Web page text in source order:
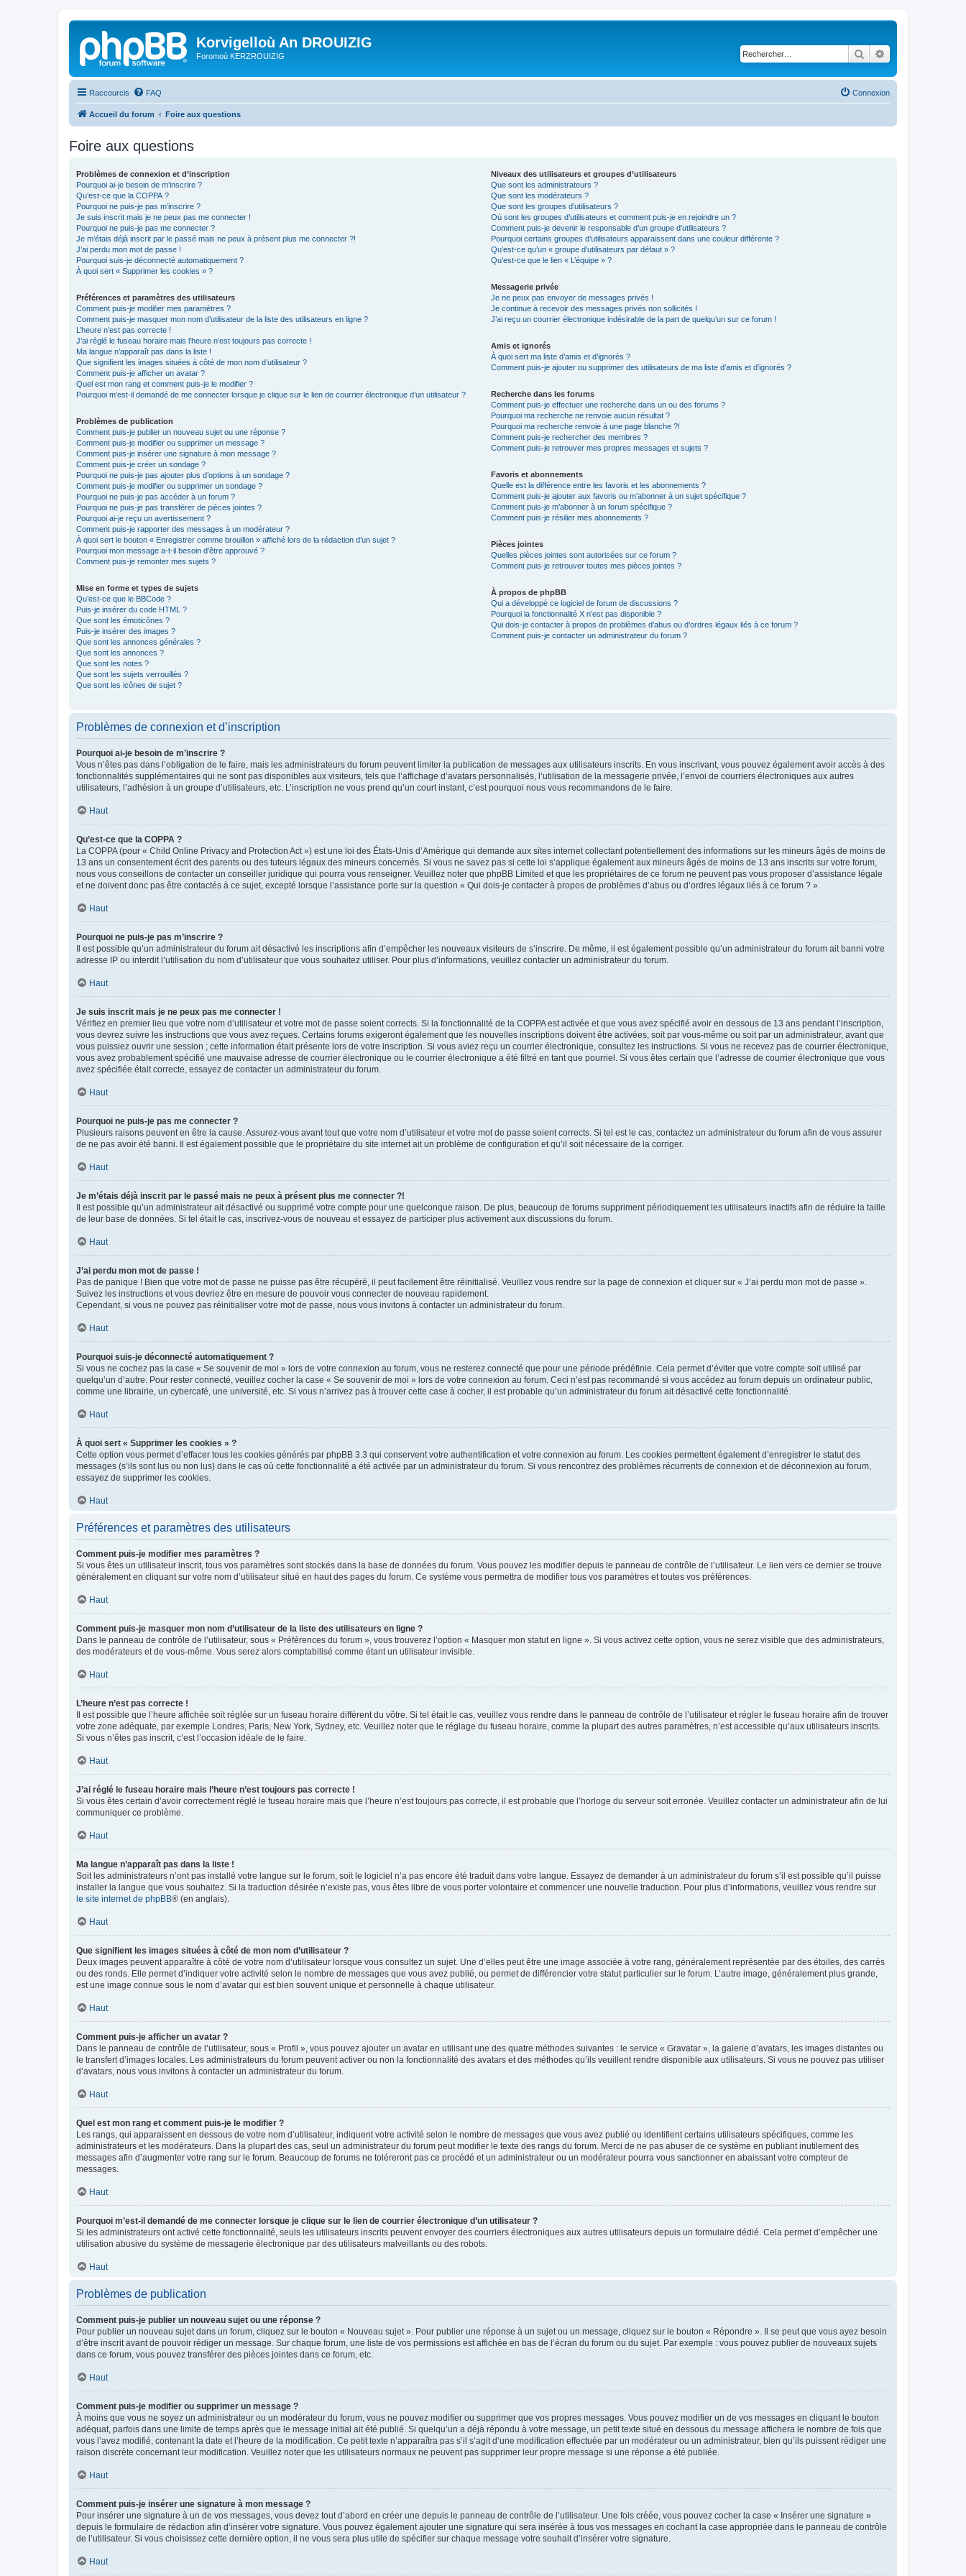
Korvigelloù An DROUIZIG
Foromoù KERZROUIZIG Rechercher
Raccourcis FAQ Connexion
Accueil du forum Foire aux questions
Foire aux questions
Problèmes de connexion et d’inscription
Pourquoi ai-je besoin de m’inscrire ?
Qu’est-ce que la COPPA ?
Pourquoi ne puis-je pas m’inscrire ?
Je suis inscrit mais je ne peux pas me connecter !
Pourquoi ne puis-je pas me connecter ?
Je m’étais déjà inscrit par le passé mais ne peux à présent plus me connecter ?!
J’ai perdu mon mot de passe !
Pourquoi suis-je déconnecté automatiquement ?
À quoi sert « Supprimer les cookies » ?
Préférences et paramètres des utilisateurs
Comment puis-je modifier mes paramètres ?
Comment puis-je masquer mon nom d’utilisateur de la liste des utilisateurs en ligne ?
L’heure n’est pas correcte !
J’ai réglé le fuseau horaire mais l’heure n’est toujours pas correcte !
Ma langue n’apparaît pas dans la liste !
Que signifient les images situées à côté de mon nom d’utilisateur ?
Comment puis-je afficher un avatar ?
Quel est mon rang et comment puis-je le modifier ?
Pourquoi m’est-il demandé de me connecter lorsque je clique sur le lien de courrier électronique d’un utilisateur ?
Problèmes de publication
Comment puis-je publier un nouveau sujet ou une réponse ?
Comment puis-je modifier ou supprimer un message ?
Comment puis-je insérer une signature à mon message ?
Comment puis-je créer un sondage ?
Pourquoi ne puis-je pas ajouter plus d’options à un sondage ?
Comment puis-je modifier ou supprimer un sondage ?
Pourquoi ne puis-je pas accéder à un forum ?
Pourquoi ne puis-je pas transférer de pièces jointes ?
Pourquoi ai-je reçu un avertissement ?
Comment puis-je rapporter des messages à un modérateur ?
À quoi sert le bouton « Enregistrer comme brouillon » affiché lors de la rédaction d’un sujet ?
Pourquoi mon message a-t-il besoin d’être approuvé ?
Comment puis-je remonter mes sujets ?
Mise en forme et types de sujets
Qu’est-ce que le BBCode ?
Puis-je insérer du code HTML ?
Que sont les émoticônes ?
Puis-je insérer des images ?
Que sont les annonces générales ?
Que sont les annonces ?
Que sont les notes ?
Que sont les sujets verrouillés ?
Que sont les icônes de sujet ?
Niveaux des utilisateurs et groupes d’utilisateurs
Que sont les administrateurs ?
Que sont les modérateurs ?
Que sont les groupes d’utilisateurs ?
Où sont les groupes d’utilisateurs et comment puis-je en rejoindre un ?
Comment puis-je devenir le responsable d’un groupe d’utilisateurs ?
Pourquoi certains groupes d’utilisateurs apparaissent dans une couleur différente ?
Qu’est-ce qu’un « groupe d’utilisateurs par défaut » ?
Qu’est-ce que le lien « L’équipe » ?
Messagerie privée
Je ne peux pas envoyer de messages privés !
Je continue à recevoir des messages privés non sollicités !
J’ai reçu un courrier électronique indésirable de la part de quelqu’un sur ce forum !
Amis et ignorés
À quoi sert ma liste d’amis et d’ignorés ?
Comment puis-je ajouter ou supprimer des utilisateurs de ma liste d’amis et d’ignorés ?
Recherche dans les forums
Comment puis-je effectuer une recherche dans un ou des forums ?
Pourquoi ma recherche ne renvoie aucun résultat ?
Pourquoi ma recherche renvoie à une page blanche ?!
Comment puis-je rechercher des membres ?
Comment puis-je retrouver mes propres messages et sujets ?
Favoris et abonnements
Quelle est la différence entre les favoris et les abonnements ?
Comment puis-je ajouter aux favoris ou m’abonner à un sujet spécifique ?
Comment puis-je m’abonner à un forum spécifique ?
Comment puis-je résilier mes abonnements ?
Pièces jointes
Quelles pièces jointes sont autorisées sur ce forum ?
Comment puis-je retrouver toutes mes pièces jointes ?
À propos de phpBB
Qui a développé ce logiciel de forum de discussions ?
Pourquoi la fonctionnalité X n’est pas disponible ?
Qui dois-je contacter à propos de problèmes d’abus ou d’ordres légaux liés à ce forum ?
Comment puis-je contacter un administrateur du forum ?
Problèmes de connexion et d’inscription
Pourquoi ai-je besoin de m’inscrire ?
Vous n’êtes pas dans l’obligation de le faire, mais les administrateurs du forum peuvent limiter la publication de messages aux utilisateurs inscrits. En vous inscrivant, vous pouvez également avoir accès à des
fonctionnalités supplémentaires qui ne sont pas disponibles aux visiteurs, tels que l’affichage d’avatars personnalisés, l’utilisation de la messagerie privée, l’envoi de courriers électroniques aux autres
utilisateurs, l’adhésion à un groupe d’utilisateurs, etc. L’inscription ne vous prend qu’un court instant, c’est pourquoi nous vous recommandons de le faire.
Haut
Qu’est-ce que la COPPA ?
La COPPA (pour « Child Online Privacy and Protection Act ») est une loi des États-Unis d’Amérique qui demande aux sites internet collectant potentiellement des informations sur les mineurs âgés de moins de
13 ans un consentement écrit des parents ou des tuteurs légaux des mineurs concernés. Si vous ne savez pas si cette loi s’applique également aux mineurs âgés de moins de 13 ans inscrits sur votre forum,
nous vous conseillons de contacter un conseiller juridique qui pourra vous renseigner. Veuillez noter que phpBB Limited et que les propriétaires de ce forum ne peuvent pas vous proposer d’assistance légale
et ne doivent donc pas être contactés à ce sujet, excepté lorsque l’assistance porte sur la question « Qui dois-je contacter à propos de problèmes d’abus ou d’ordres légaux liés à ce forum ? ».
Haut
Pourquoi ne puis-je pas m’inscrire ?
Il est possible qu’un administrateur du forum ait désactivé les inscriptions afin d’empêcher les nouveaux visiteurs de s’inscrire. De même, il est également possible qu’un administrateur du forum ait banni votre
adresse IP ou interdit l’utilisation du nom d’utilisateur que vous souhaitez utiliser. Pour plus d’informations, veuillez contacter un administrateur du forum.
Haut
Je suis inscrit mais je ne peux pas me connecter !
Vérifiez en premier lieu que votre nom d’utilisateur et votre mot de passe soient corrects. Si la fonctionnalité de la COPPA est activée et que vous avez spécifié avoir en dessous de 13 ans pendant l’inscription,
vous devrez suivre les instructions que vous avez reçues. Certains forums exigeront également que les nouvelles inscriptions doivent être activées, soit par vous-même ou soit par un administrateur, avant que
vous puissiez ouvrir une session ; cette information était présente lors de votre inscription. Si vous aviez reçu un courrier électronique, consultez les instructions. Si vous ne recevez pas de courrier électronique,
vous avez probablement spécifié une mauvaise adresse de courrier électronique ou le courrier électronique a été filtré en tant que pourriel. Si vous êtes certain que l’adresse de courrier électronique que vous
avez spécifiée était correcte, essayez de contacter un administrateur du forum.
Haut
Pourquoi ne puis-je pas me connecter ?
Plusieurs raisons peuvent en être la cause. Assurez-vous avant tout que votre nom d’utilisateur et votre mot de passe soient corrects. Si tel est le cas, contactez un administrateur du forum afin de vous assurer
de ne pas avoir été banni. Il est également possible que le propriétaire du site internet ait un problème de configuration et qu’il soit nécessaire de la corriger.
Haut
Je m’étais déjà inscrit par le passé mais ne peux à présent plus me connecter ?!
Il est possible qu’un administrateur ait désactivé ou supprimé votre compte pour une quelconque raison. De plus, beaucoup de forums suppriment périodiquement les utilisateurs inactifs afin de réduire la taille
de leur base de données. Si tel était le cas, inscrivez-vous de nouveau et essayez de participer plus activement aux discussions du forum.
Haut
J’ai perdu mon mot de passe !
Pas de panique ! Bien que votre mot de passe ne puisse pas être récupéré, il peut facilement être réinitialisé. Veuillez vous rendre sur la page de connexion et cliquer sur « J’ai perdu mon mot de passe ».
Suivez les instructions et vous devriez être en mesure de pouvoir vous connecter de nouveau rapidement.
Cependant, si vous ne pouvez pas réinitialiser votre mot de passe, nous vous invitons à contacter un administrateur du forum.
Haut
Pourquoi suis-je déconnecté automatiquement ?
Si vous ne cochez pas la case « Se souvenir de moi » lors de votre connexion au forum, vous ne resterez connecté que pour une période prédéfinie. Cela permet d’éviter que votre compte soit utilisé par
quelqu’un d’autre. Pour rester connecté, veuillez cocher la case « Se souvenir de moi » lors de votre connexion au forum. Ceci n’est pas recommandé si vous accédez au forum depuis un ordinateur public,
comme une librairie, un cybercafé, une université, etc. Si vous n’arrivez pas à trouver cette case à cocher, il est probable qu’un administrateur du forum ait désactivé cette fonctionnalité.
Haut
À quoi sert « Supprimer les cookies » ?
Cette option vous permet d’effacer tous les cookies générés par phpBB 3.3 qui conservent votre authentification et votre connexion au forum. Les cookies permettent également d’enregistrer le statut des
messages (s’ils sont lus ou non lus) dans le cas où cette fonctionnalité a été activée par un administrateur du forum. Si vous rencontrez des problèmes récurrents de connexion et de déconnexion au forum,
essayez de supprimer les cookies.
Haut
Préférences et paramètres des utilisateurs
Comment puis-je modifier mes paramètres ?
Si vous êtes un utilisateur inscrit, tous vos paramètres sont stockés dans la base de données du forum. Vous pouvez les modifier depuis le panneau de contrôle de l’utilisateur. Le lien vers ce dernier se trouve
généralement en cliquant sur votre nom d’utilisateur situé en haut des pages du forum. Ce système vous permettra de modifier tous vos paramètres et toutes vos préférences.
Haut
Comment puis-je masquer mon nom d’utilisateur de la liste des utilisateurs en ligne ?
Dans le panneau de contrôle de l’utilisateur, sous « Préférences du forum », vous trouverez l’option « Masquer mon statut en ligne ». Si vous activez cette option, vous ne serez visible que des administrateurs,
des modérateurs et de vous-même. Vous serez alors comptabilisé comme étant un utilisateur invisible.
Haut
L’heure n’est pas correcte !
Il est possible que l’heure affichée soit réglée sur un fuseau horaire différent du vôtre. Si tel était le cas, veuillez vous rendre dans le panneau de contrôle de l’utilisateur et régler le fuseau horaire afin de trouver
votre zone adéquate, par exemple Londres, Paris, New York, Sydney, etc. Veuillez noter que le réglage du fuseau horaire, comme la plupart des autres paramètres, n’est accessible qu’aux utilisateurs inscrits.
Si vous n’êtes pas inscrit, c’est l’occasion idéale de le faire.
Haut
J’ai réglé le fuseau horaire mais l’heure n’est toujours pas correcte !
Si vous êtes certain d’avoir correctement réglé le fuseau horaire mais que l’heure n’est toujours pas correcte, il est probable que l’horloge du serveur soit erronée. Veuillez contacter un administrateur afin de lui
communiquer ce problème.
Haut
Ma langue n’apparaît pas dans la liste !
Soit les administrateurs n’ont pas installé votre langue sur le forum, soit le logiciel n’a pas encore été traduit dans votre langue. Essayez de demander à un administrateur du forum s’il est possible qu’il puisse
installer la langue que vous souhaitez. Si la traduction désirée n’existe pas, vous êtes libre de vous porter volontaire et commencer une nouvelle traduction. Pour plus d’informations, veuillez vous rendre sur
le site internet de phpBB® (en anglais).
Haut
Que signifient les images situées à côté de mon nom d’utilisateur ?
Deux images peuvent apparaître à côté de votre nom d’utilisateur lorsque vous consultez un sujet. Une d’elles peut être une image associée à votre rang, généralement représentée par des étoiles, des carrés
ou des ronds. Elle permet d’indiquer votre activité selon le nombre de messages que vous avez publié, ou permet de différencier votre statut particulier sur le forum. L’autre image, généralement plus grande,
est une image connue sous le nom d’avatar qui est bien souvent unique et personnelle à chaque utilisateur.
Haut
Comment puis-je afficher un avatar ?
Dans le panneau de contrôle de l’utilisateur, sous « Profil », vous pouvez ajouter un avatar en utilisant une des quatre méthodes suivantes : le service « Gravatar », la galerie d’avatars, les images distantes ou
le transfert d’images locales. Les administrateurs du forum peuvent activer ou non la fonctionnalité des avatars et des méthodes qu’ils veuillent rendre disponible aux utilisateurs. Si vous ne pouvez pas utiliser
d’avatars, nous vous invitons à contacter un administrateur du forum.
Haut
Quel est mon rang et comment puis-je le modifier ?
Les rangs, qui apparaissent en dessous de votre nom d’utilisateur, indiquent votre activité selon le nombre de messages que vous avez publié ou identifient certains utilisateurs spécifiques, comme les
administrateurs et les modérateurs. Dans la plupart des cas, seul un administrateur du forum peut modifier le texte des rangs du forum. Merci de ne pas abuser de ce système en publiant inutilement des
messages afin d’augmenter votre rang sur le forum. Beaucoup de forums ne toléreront pas ce procédé et un administrateur ou un modérateur pourra vous sanctionner en abaissant votre compteur de
messages.
Haut
Pourquoi m’est-il demandé de me connecter lorsque je clique sur le lien de courrier électronique d’un utilisateur ?
Si les administrateurs ont activé cette fonctionnalité, seuls les utilisateurs inscrits peuvent envoyer des courriers électroniques aux autres utilisateurs depuis un formulaire dédié. Cela permet d’empêcher une
utilisation abusive du système de messagerie électronique par des utilisateurs malveillants ou des robots.
Haut
Problèmes de publication
Comment puis-je publier un nouveau sujet ou une réponse ?
Pour publier un nouveau sujet dans un forum, cliquez sur le bouton « Nouveau sujet ». Pour publier une réponse à un sujet ou un message, cliquez sur le bouton « Répondre ». Il se peut que vous ayez besoin
d’être inscrit avant de pouvoir rédiger un message. Sur chaque forum, une liste de vos permissions est affichée en bas de l’écran du forum ou du sujet. Par exemple : vous pouvez publier de nouveaux sujets
dans ce forum, vous pouvez transférer des pièces jointes dans ce forum, etc.
Haut
Comment puis-je modifier ou supprimer un message ?
À moins que vous ne soyez un administrateur ou un modérateur du forum, vous ne pouvez modifier ou supprimer que vos propres messages. Vous pouvez modifier un de vos messages en cliquant le bouton
adéquat, parfois dans une limite de temps après que le message initial ait été publié. Si quelqu’un a déjà répondu à votre message, un petit texte situé en dessous du message affichera le nombre de fois que
vous l’avez modifié, contenant la date et l’heure de la modification. Ce petit texte n’apparaîtra pas s’il s’agit d’une modification effectuée par un modérateur ou un administrateur, bien qu’ils puissent rédiger une
raison discrète concernant leur modification. Veuillez noter que les utilisateurs normaux ne peuvent pas supprimer leur propre message si une réponse a été publiée.
Haut
Comment puis-je insérer une signature à mon message ?
Pour insérer une signature à un de vos messages, vous devez tout d’abord en créer une depuis le panneau de contrôle de l’utilisateur. Une fois créée, vous pouvez cocher la case « Insérer une signature »
depuis le formulaire de rédaction afin d’insérer votre signature. Vous pouvez également ajouter une signature qui sera insérée à tous vos messages en cochant la case appropriée dans le panneau de contrôle
de l’utilisateur. Si vous choisissez cette dernière option, il ne vous sera plus utile de spécifier sur chaque message votre souhait d’insérer votre signature.
Haut